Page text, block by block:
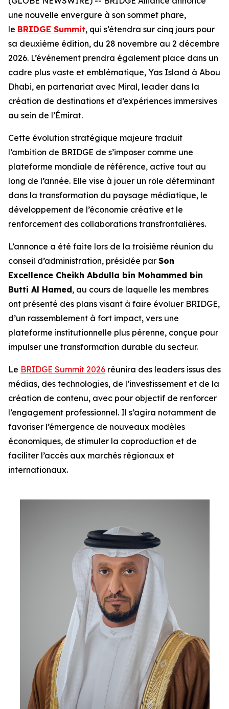
une nouvelle envergure à son sommet phare,
le BRIDGE Summit, qui s’étendra sur cinq jours pour
sa deuxième édition, du 28 novembre au 2 décembre
2026. L’événement prendra également place dans un
cadre plus vaste et emblématique, Yas Island à Abou
Dhabi, en partenariat avec Miral, leader dans la
création de destinations et d’expériences immersives
au sein de l’Émirat.
Cette évolution stratégique majeure traduit
l’ambition de BRIDGE de s’imposer comme une
plateforme mondiale de référence, active tout au
long de l’année. Elle vise à jouer un rôle déterminant
dans la transformation du paysage médiatique, le
développement de l’économie créative et le
renforcement des collaborations transfrontalières.
L’annonce a été faite lors de la troisième réunion du
conseil d’administration, présidée par Son
Excellence Cheikh Abdulla bin Mohammed bin
Butti Al Hamed, au cours de laquelle les membres
ont présenté des plans visant à faire évoluer BRIDGE,
d’un rassemblement à fort impact, vers une
plateforme institutionnelle plus pérenne, conçue pour
impulser une transformation durable du secteur.
Le BRIDGE Summit 2026 réunira des leaders issus des
médias, des technologies, de l’investissement et de la
création de contenu, avec pour objectif de renforcer
l’engagement professionnel. Il s’agira notamment de
favoriser l’émergence de nouveaux modèles
économiques, de stimuler la coproduction et de
faciliter l’accès aux marchés régionaux et
internationaux.